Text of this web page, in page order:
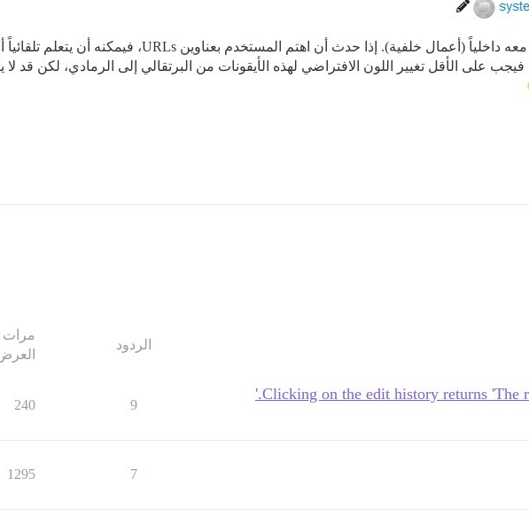
فيجب على الأقل تغيير اللون الافتراضي لهذه الأيقونات من البرتقالي إلى الرمادي، لكن قد
الردود
مرات
Clicking on the edit history returns 'The
9
240
7
1295